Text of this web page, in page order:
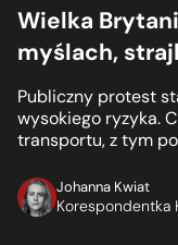
Wielka
myślach,
Publiczny protest
wysokiego ryzyka.
transportu, z tym
Johanna Kwiat
Korespondentka